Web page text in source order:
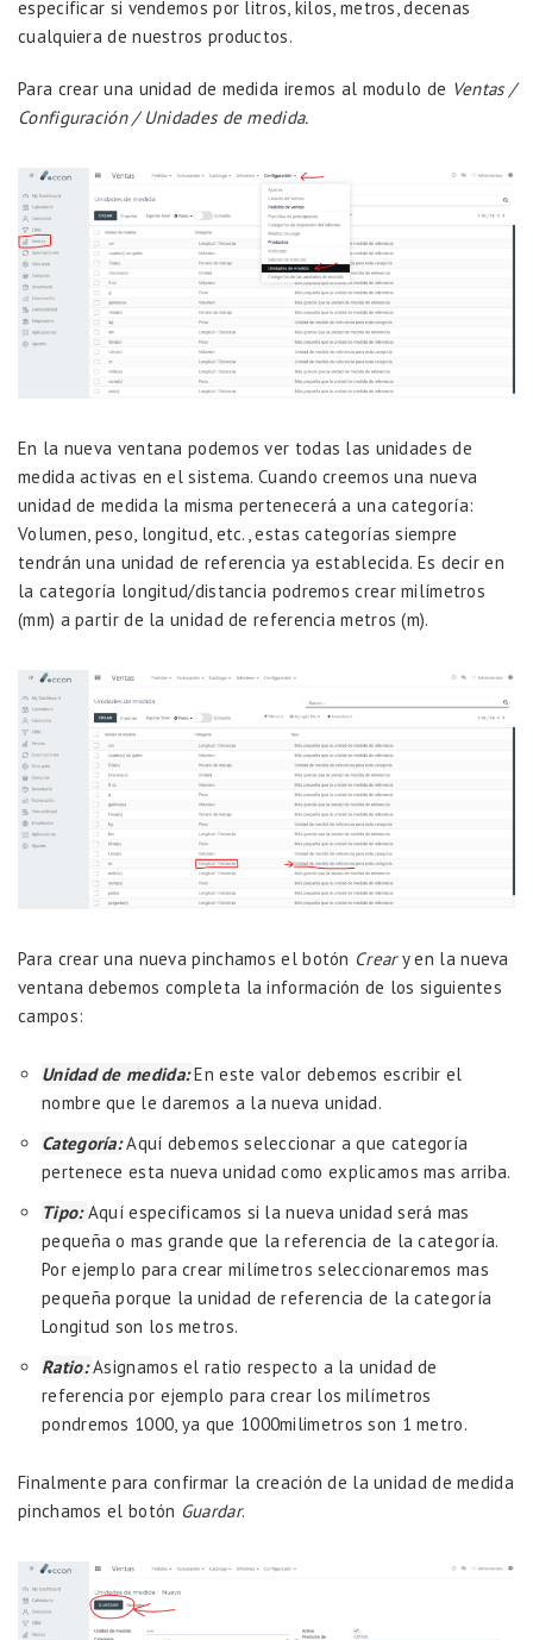
especificar si vendemos por litros, kilos, metros, decenas
cualquiera de nuestros productos.
Para crear una unidad de medida iremos al modulo de Ventas /
Configuración / Unidades de medida.
En la nueva ventana podemos ver todas las unidades de
medida activas en el sistema. Cuando creemos una nueva
unidad de medida la misma pertenecerá a una categoría:
Volumen, peso, longitud, etc., estas categorías siempre
tendrán una unidad de referencia ya establecida. Es decir en
la categoría longitud/distancia podremos crear milímetros
(mm) a partir de la unidad de referencia metros (m).
Para crear una nueva pinchamos el botón Creary en la nueva
ventana debemos completa la información de los siguientes
campos:
Unidad de medida: En este valor debemos escribir el
nombre que le daremos a la nueva unidad.
Categoría:Aquí debemos seleccionar a que categoría
pertenece esta nueva unidad como explicamos mas arriba.
Tipo: Aquí especificamos si la nueva unidad será mas
pequeña o mas grande que la referencia de la categoría.
Por ejemplo para crear milímetros seleccionaremos mas
pequeña porque la unidad de referencia de la categoría
Longitud son los metros.
Ratio:Asignamos el ratio respecto a la unidad de
referencia por ejemplo para crear los milímetros
pondremos 1000, ya que 1000milimetros son 1 metro.
Finalmente para confirmar la creación de la unidad de medida
pinchamos el botón Guardar.